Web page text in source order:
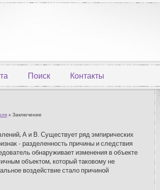
Поиск Контакты
» Заключение
А и В. Существует ряд эмпирических
- разделенность причины и следствия
обнаруживает изменения в объекте
объектом, который таковому не
воздействие стало причиной